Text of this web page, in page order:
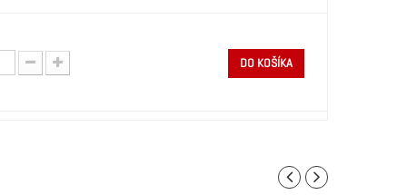
DO KOŠÍKA